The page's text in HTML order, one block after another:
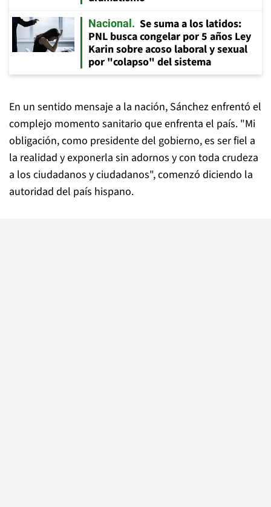
Nacional
Se suma a los latidos:
PNL busca congelar por 5 años Ley
Karin sobre acoso laboral y sexual
por "colapso" del sistema
En un sentido mensaje a la nación, Sánchez enfrentó el
complejo momento sanitario que enfrenta el país. "Mi
obligación, como presidente del gobierno, es ser fiel a
la realidad y exponerla sin adornos y con toda crudeza
a los ciudadanos y ciudadanos", comenzó diciendo la
autoridad del país hispano.